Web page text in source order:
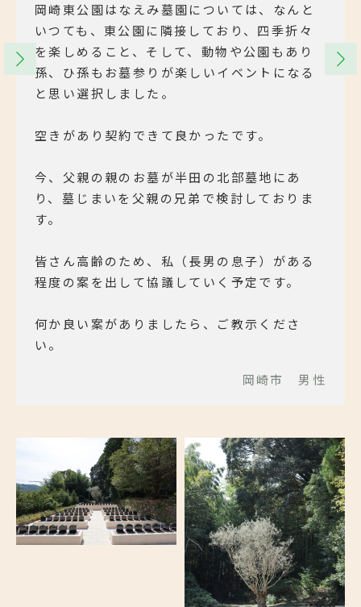
岡崎東公園はなえみ墓園については、なんと
いつても、東公園に隣接しており、四季折々
を楽しめること、そして、動物や公園もあり
孫、ひ孫もお墓参りが楽しいイベントになる
と思い選択しました。
空きがあり契約できて良かったです。
今、父親の親のお墓が半田の北部墓地にあ
り、墓じまいを父親の兄弟で検討しておりま
す。
皆さん高齢のため、私（長男の息子）がある
程度の案を出して協議していく予定です。
何か良い案がありましたら、ご教示くださ
い。
岡崎市 男性